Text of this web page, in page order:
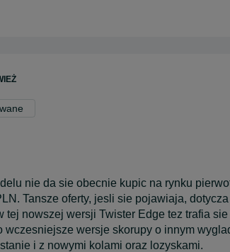
nie da sie obecnie kupic na rynku
Tansze oferty, jesli sie pojawiaja,
tej nowszej wersji Twister Edge tez trafia
wczesniejsze wersje skorupy o innym
i z nowymi kolami oraz lozyskami.